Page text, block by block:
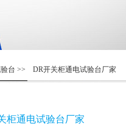
台 >> DR开关柜通电试验台厂家
柜通电试验台厂家